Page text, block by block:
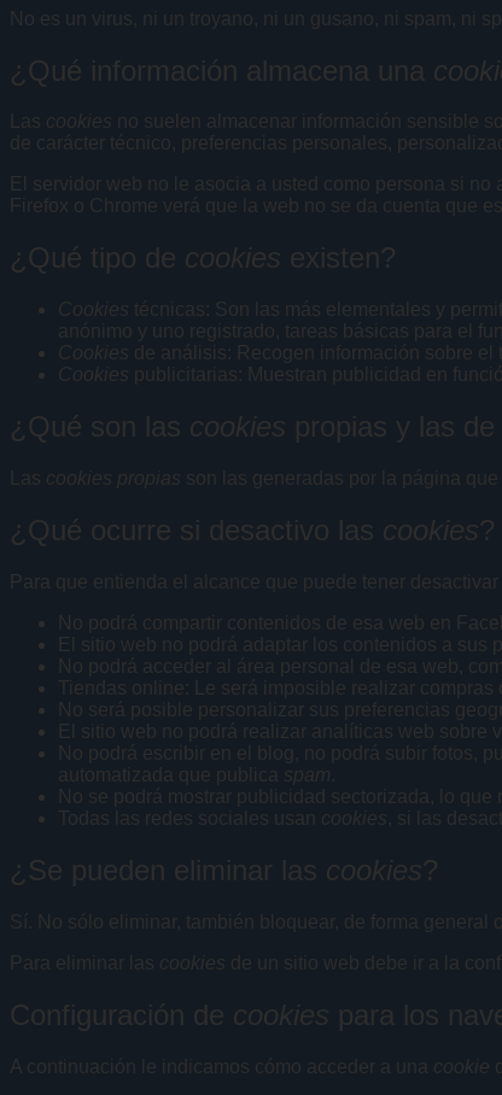
No es un virus, ni un troyano, ni un gusano, ni spam, ni
¿Qué información almacena una
Las cookies no suelen almacenar información sensible
de carácter técnico, preferencias personales,
El servidor web no le asocia a usted como persona si
Firefox o Chrome verá que la web no se da cuenta que
¿Qué tipo de cookies existen?
Cookies técnicas: Son las más elementales y
anónimo y uno registrado, tareas básicas para el
Cookies de análisis: Recogen información sobre
Cookies publicitarias: Muestran publicidad en
¿Qué son las cookies propias y las
Las cookies propias son las generadas por la página
¿Qué ocurre si desactivo las cookies?
Para que entienda el alcance que puede tener desactivar
No podrá compartir contenidos de esa web en
El sitio web no podrá adaptar los contenidos a
No podrá acceder al área personal de esa web,
Tiendas online: Le será imposible realizar
No será posible personalizar sus preferencias
El sitio web no podrá realizar analíticas web sobre
No podrá escribir en el blog, no podrá subir fotos,
automatizada que publica spam.
No se podrá mostrar publicidad sectorizada, lo
Todas las redes sociales usan cookies, si las
¿Se pueden eliminar las cookies?
Sí. No sólo eliminar, también bloquear, de forma general
Para eliminar las cookies de un sitio web debe ir a la
Configuración de cookies para los
A continuación le indicamos cómo acceder a una cookie